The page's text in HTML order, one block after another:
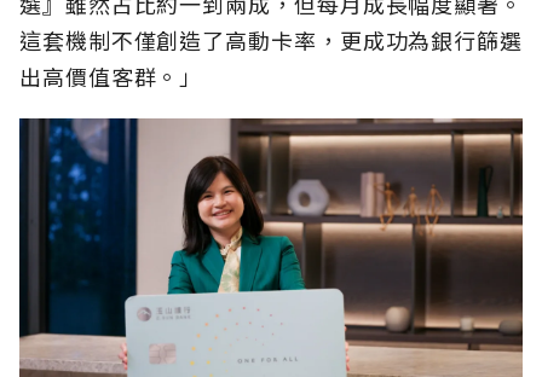
這套機制不僅創造了高動卡率，更成功為銀行篩選
出高價值客群。」